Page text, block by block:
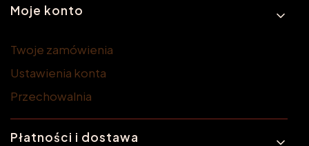
Moje konto
Twoje zamówienia
Ustawienia konta
Przechowalnia
Płatności i dostawa